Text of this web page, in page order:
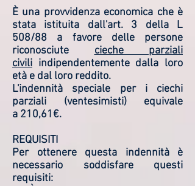
È una provvidenza economica che è
stata istituita dall'art. 3 della L
508/88 a favore delle persone
riconosciute cieche parziali
civili indipendentemente dalla loro
età e dal loro reddito.
L'indennità speciale per i ciechi
parziali (ventesimisti) equivale
a 210,61€.
REQUISITI
Per ottenere questa indennità è
necessario soddisfare questi
requisiti: